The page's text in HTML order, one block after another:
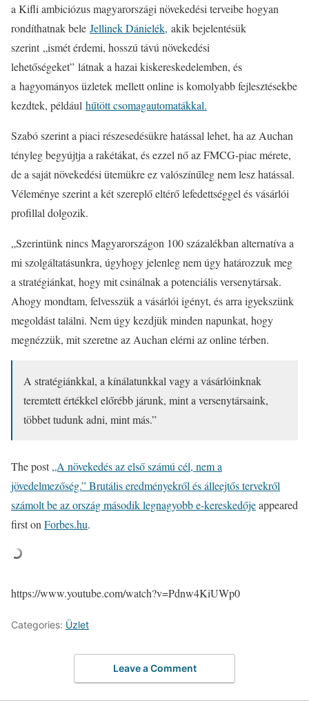
a Kifli ambiciózus magyarországi növekedési terveibe hogyan
rondíthatnak bele Jellinek Dánielék, akik bejelentésük
szerint „ismét érdemi, hosszú távú növekedési
lehetőségeket” látnak a hazai kiskereskedelemben, és
a hagyományos üzletek mellett online is komolyabb fejlesztésekbe
kezdtek, például hűtött csomagautomatákkal.
Szabó szerint a piaci részesedésükre hatással lehet, ha az Auchan
tényleg begyújtja a rakétákat, és ezzel nő az FMCG-piac mérete,
de a saját növekedési ütemükre ez valószínűleg nem lesz hatással.
Véleménye szerint a két szereplő eltérő lefedettséggel és vásárlói
profillal dolgozik.
„Szerintünk nincs Magyarországon 100 százalékban alternatíva a
mi szolgáltatásunkra, úgyhogy jelenleg nem úgy határozzuk meg
a stratégiánkat, hogy mit csinálnak a potenciális versenytársak.
Ahogy mondtam, felvesszük a vásárlói igényt, és arra igyekszünk
megoldást találni. Nem úgy kezdjük minden napunkat, hogy
megnézzük, mit szeretne az Auchan elérni az online térben.
A stratégiánkkal, a kínálatunkkal vagy a vásárlóinknak
teremtett értékkel előrébb járunk, mint a versenytársaink,
többet tudunk adni, mint más.”
The post„A növekedés az első számú cél, nem a
jövedelmezőség.” Brutális eredményekről és álleejtős tervekről
számolt be az ország második legnagyobb e-kereskedőjeappeared
first onForbes.hu.
https://www.youtube.com/watch?v=Pdnw4KiUWp0
Categories: Üzlet
Leave a Comment